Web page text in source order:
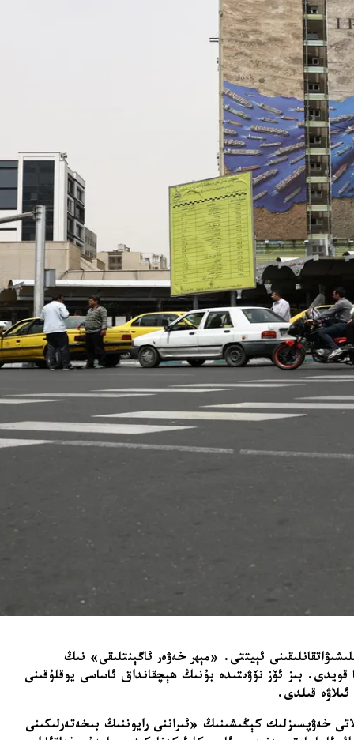
ئېيتتى. «مېھر خەۋەر ئاگېنتلىقى» نىڭ
قويدى. بىز ئۆز نۆۋىتىدە بۇنىڭ ھېچقانداق ئاساسى يوقلۇقىنى
قىلدى.
خەۋپسىزلىك كېڭىشىنىڭ «ئىراننى رايوننىڭ بىخەتەرلىكىنى